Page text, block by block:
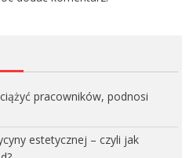
pracowników, podnosi
estetycznej – czyli jak